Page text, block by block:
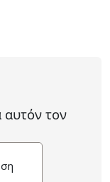
αυτόν τον